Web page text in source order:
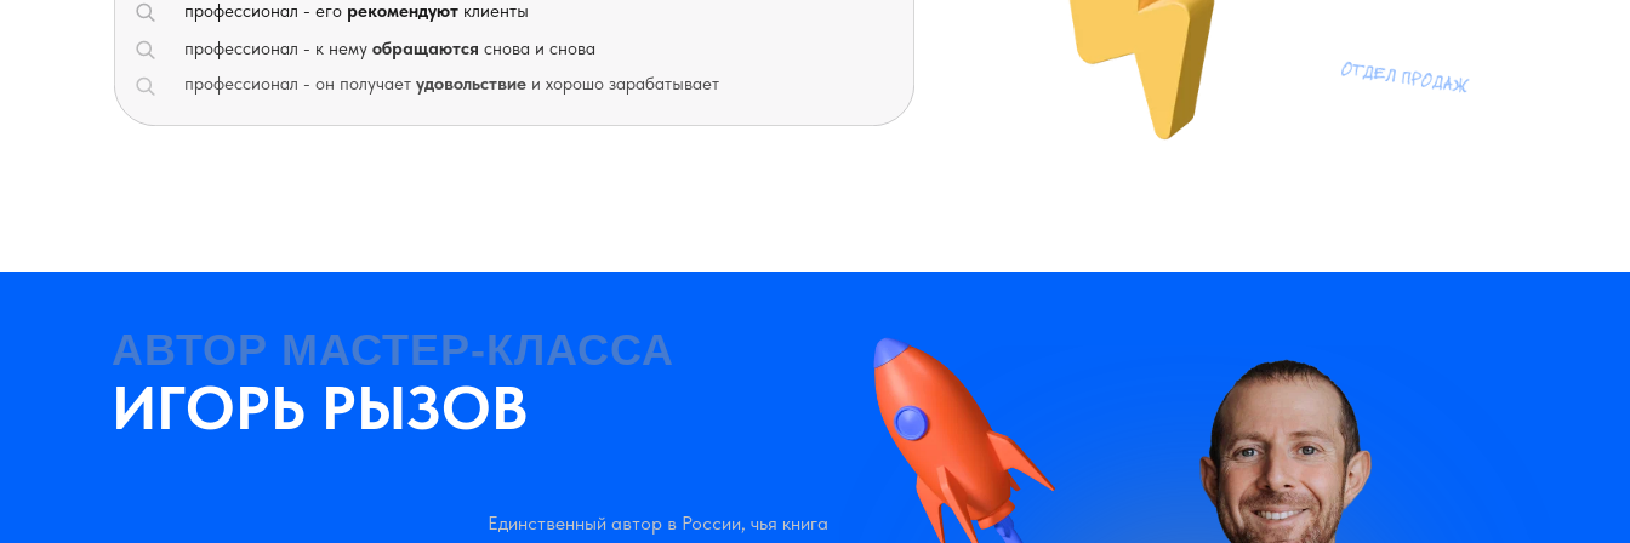
профессионал - его рекомендуют клиенты
профессионал - к нему обращаются снова и снова
профессионал - он получает удовольствие и хорошо зарабатывает
ИГОРЬ РЫЗОВ
Единственный автор в России, чья книга
АВТОР МАСТЕР-КЛАССА